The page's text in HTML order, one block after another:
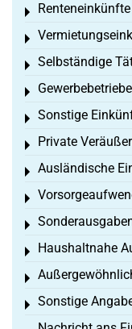
Renteneinkünfte
Toggle menu
Toggle menu
Selbständige
Toggle menu
Gewerbebetriebe
Toggle menu
Sonstige
Toggle menu
Private
Toggle menu
Ausländische
Toggle menu
Toggle menu
Toggle menu
Haushaltnahe
Toggle menu
Toggle menu
Sonstige
Toggle menu